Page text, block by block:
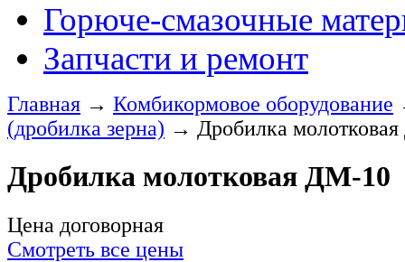
Горюче-смазочные
Запчасти и ремонт
Главная → Комбикормовое оборудование
(дробилка зерна) → Дробилка
Дробилка молотковая ДМ-10
Цена договорная
Смотреть все цены